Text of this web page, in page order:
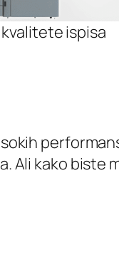
ispisa
kako biste